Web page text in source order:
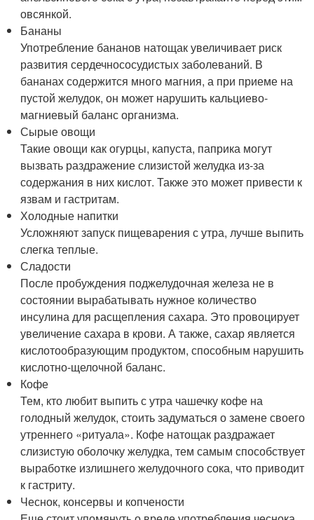
овсянкой.
Бананы
Употребление бананов натощак увеличивает риск
развития сердечнососудистых заболеваний. В
бананах содержится много магния, а при приеме на
пустой желудок, он может нарушить кальциево-
магниевый баланс организма.
Сырые овощи
Такие овощи как огурцы, капуста, паприка могут
вызвать раздражение слизистой желудка из-за
содержания в них кислот. Также это может привести к
язвам и гастритам.
Холодные напитки
Усложняют запуск пищеварения с утра, лучше выпить
слегка теплые.
Сладости
После пробуждения поджелудочная железа не в
состоянии вырабатывать нужное количество
инсулина для расщепления сахара. Это провоцирует
увеличение сахара в крови. А также, сахар является
кислотообразующим продуктом, способным нарушить
кислотно-щелочной баланс.
Кофе
Тем, кто любит выпить с утра чашечку кофе на
голодный желудок, стоить задуматься о замене своего
утреннего «ритуала». Кофе натощак раздражает
слизистую оболочку желудка, тем самым способствует
выработке излишнего желудочного сока, что приводит
к гастриту.
Чеснок, консервы и копчености